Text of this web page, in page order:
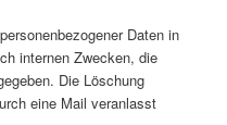
Daten in
internen Zwecken, die
Die Löschung
eine Mail veranlasst